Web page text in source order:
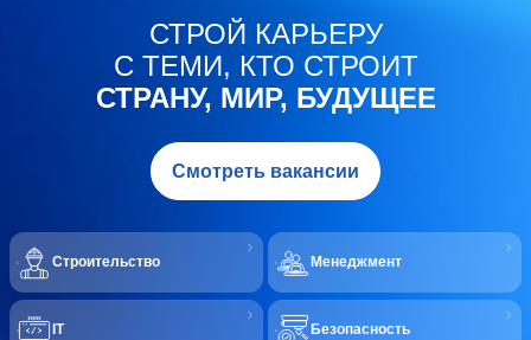
СТРОЙ КАРЬЕРУ
С ТЕМИ, КТО СТРОИТ
СТРАНУ, МИР, БУДУЩЕЕ
Смотреть вакансии
Строительство Менеджмент
IT Безопасность